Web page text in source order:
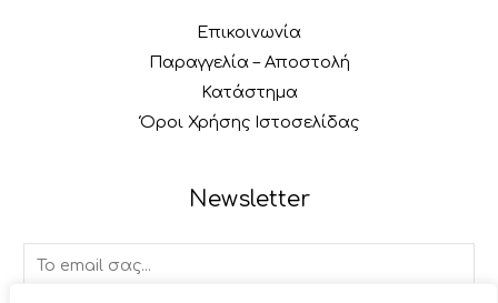
Επικοινωνία
Παραγγελία – Αποστολή
Κατάστημα
Όροι Χρήσης Ιστοσελίδας
Newsletter
m